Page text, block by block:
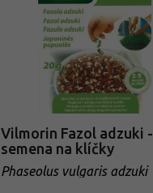
Vilmorin Fazol adzuki -
semena na klíčky
Phaseolus vulgaris adzuki